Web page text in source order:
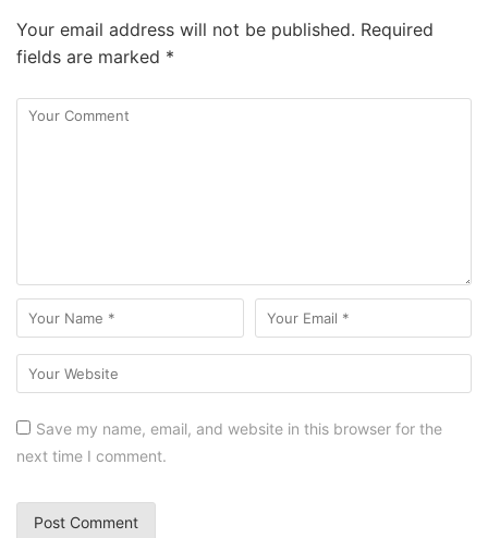
Your email address will not be published. Required
fields are marked *
Save my name, email, and website in this browser for the
next time I comment.